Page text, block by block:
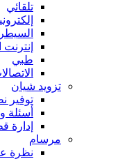
تلقائي
إنترنت
طبي
تزويد شيان
توفير
أسئلة
إدارة
مرسام
نظرة